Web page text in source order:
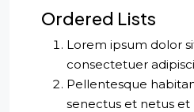
Ordered Lists
Lorem ipsum dolor
consectetuer
Pellentesque
senectus et netus et